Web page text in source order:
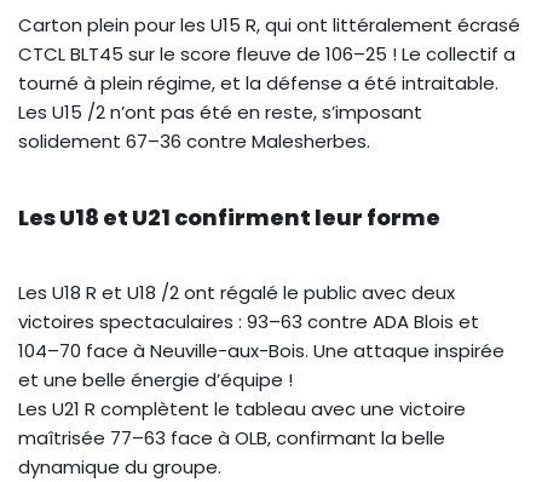
Carton plein pour les U15 R, qui ont littéralement écrasé
CTCL BLT45 sur le score fleuve de 106–25 ! Le collectif a
tourné à plein régime, et la défense a été intraitable.
Les U15 /2 n’ont pas été en reste, s’imposant
solidement 67–36 contre Malesherbes.
Les U18 et U21 confirment leur forme
Les U18 R et U18 /2 ont régalé le public avec deux
victoires spectaculaires : 93–63 contre ADA Blois et
104–70 face à Neuville-aux-Bois. Une attaque inspirée
et une belle énergie d’équipe !
Les U21 R complètent le tableau avec une victoire
maîtrisée 77–63 face à OLB, confirmant la belle
dynamique du groupe.